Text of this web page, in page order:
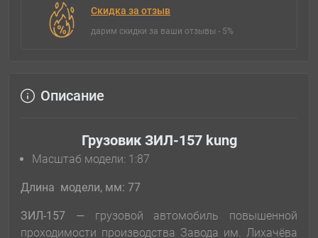
Скидка за отзыв
дарим скидки за ваши отзывы - 5%
Описание
Грузовик ЗИЛ-157 kung
Масштаб модели: 1:87
Длина модели, мм: 77
ЗИЛ-157 — грузовой автомобиль повышенной
проходимости производства Завода им. Лихачёва